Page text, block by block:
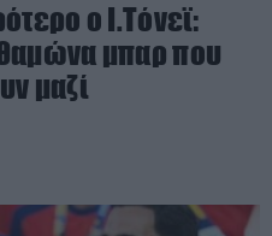
ο Ι.Τόνεϊ:
μπαρ που
μαζί